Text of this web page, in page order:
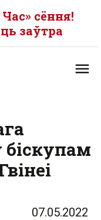
сёння!
заўтра
07.05.2022